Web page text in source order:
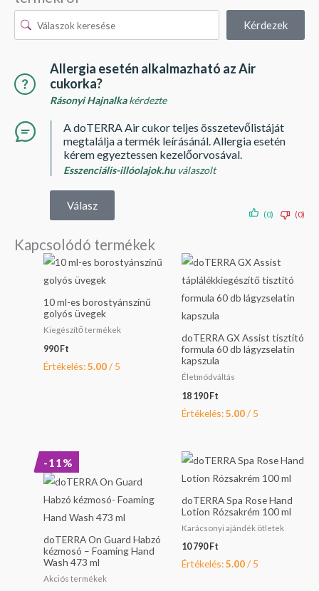
Kérdezek
Allergia esetén alkalmazható az Air
cukorka?
Rásonyi Hajnalkakérdezte
A doTERRA Air cukor teljes összetevőlistáját
megtalálja a termék leírásánál. Allergia esetén
kérem egyeztessen kezelőorvosával.
Esszenciális-illóolajok.huválaszolt
Válasz
(0) (0)
Kapcsolódó termékek
10 ml-es borostyánszínű
golyós üvegek
Kiegészítő termékek
990 Ft
Értékelés:5.00/ 5
doTERRA GX Assist tisztító
formula 60 db lágyzselatin
kapszula
Életmódváltás
18 190 Ft
Értékelés:5.00/ 5
-11%
doTERRA On Guard Habzó
kézmosó – Foaming Hand
Wash 473 ml
Akciós termékek
was:
190 Ft.
is:
990 Ft.
doTERRA Spa Rose Hand
Lotion Rózsakrém 100 ml
Karácsonyi ajándék ötletek
10 790 Ft
Értékelés:5.00/ 5